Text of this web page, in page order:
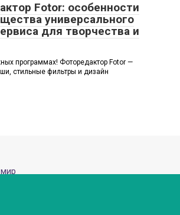
Fotor: особенности
универсального
для творчества и
программах! Фоторедактор Fotor —
стильные фильтры и дизайн